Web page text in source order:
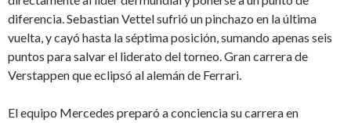
diferencia. Sebastian Vettel sufrió un pinchazo en la última
vuelta, y cayó hasta la séptima posición, sumando apenas seis
puntos para salvar el liderato del torneo. Gran carrera de
Verstappen que eclipsó al alemán de Ferrari.
El equipo Mercedes preparó a conciencia su carrera en